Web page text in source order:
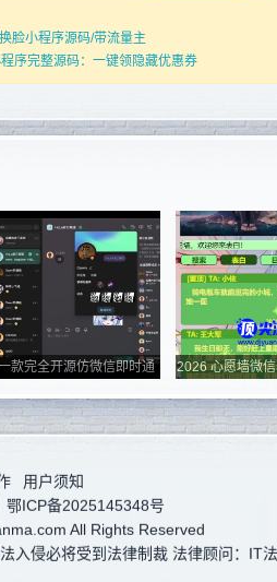
脸小程序源码/带流量主
序完整源码：一键领隐藏优惠券
款完全开源仿微信即时通
2026 心愿墙微
用户须知
鄂ICP备2025145348号
All Rights Reserved
入侵必将受到法律制裁 法律顾问：IT